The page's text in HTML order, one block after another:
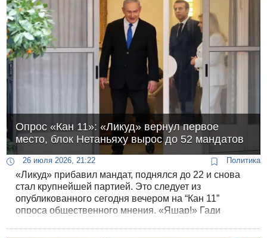
Суккот.
Опрос «Кан 11»: «Ликуд» вернул первое
место, блок Нетаньяху вырос до 52 мандатов
26 июля 2026, 21:22 Политика
«Ликуд» прибавил мандат, поднялся до 22 и снова
стал крупнейшей партией. Это следует из
опубликованного сегодня вечером на “Кан 11”
опроса общественного мнения. «Яшар!» Гади